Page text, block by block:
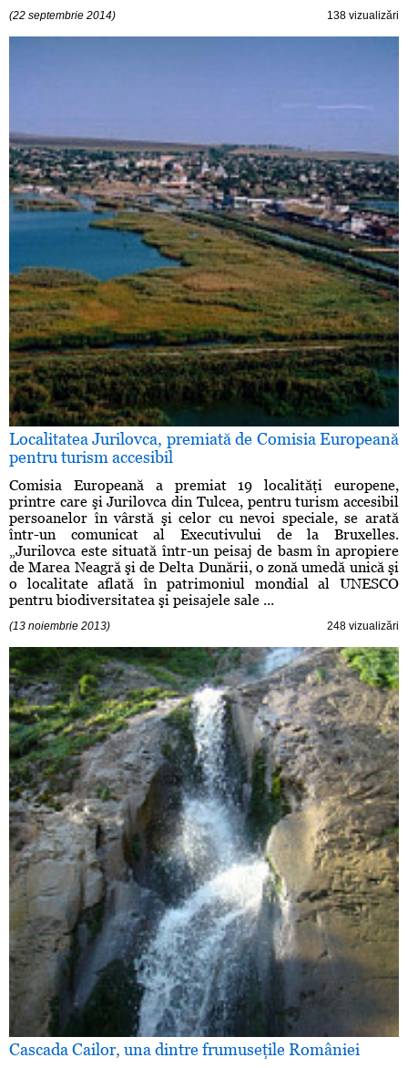
(22 septembrie 2014) 138 vizualizări
Localitatea Jurilovca, premiată de Comisia Europeană
pentru turism accesibil
Comisia Europeană a premiat 19 localităţi europene,
printre care şi Jurilovca din Tulcea, pentru turism accesibil
persoanelor în vârstă şi celor cu nevoi speciale, se arată
într-un comunicat al Executivului de la Bruxelles.
„Jurilovca este situată într-un peisaj de basm în apropiere
de Marea Neagră şi de Delta Dunării, o zonă umedă unică şi
o localitate aflată în patrimoniul mondial al UNESCO
pentru biodiversitatea şi peisajele sale ...
(13 noiembrie 2013) 248 vizualizări
Cascada Cailor, una dintre frumuseţile României